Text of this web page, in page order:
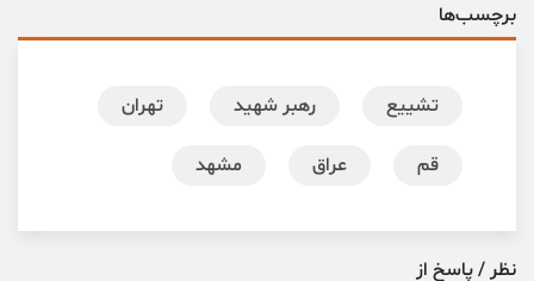
برچسب‌ها
تشییع رهبر شهید تهران
قم عراق مشهد
نظر / پاسخ از